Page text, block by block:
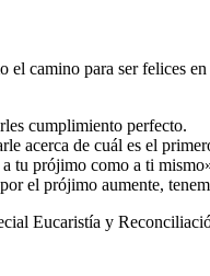
camino para ser felices
cumplimiento perfecto.
acerca de cuál es el
tu prójimo como a ti
el prójimo aumente,
Eucaristía y